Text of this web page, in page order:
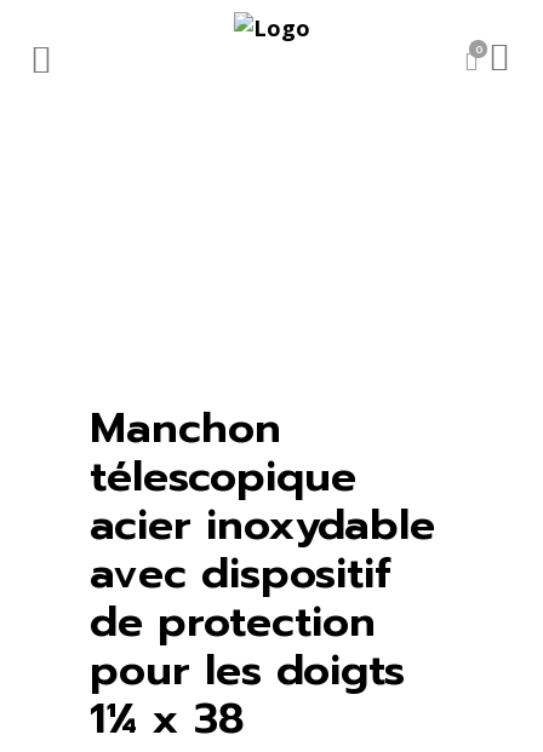
0
Manchon
télescopique
acier inoxydable
avec dispositif
de protection
pour les doigts
1¼ x 38